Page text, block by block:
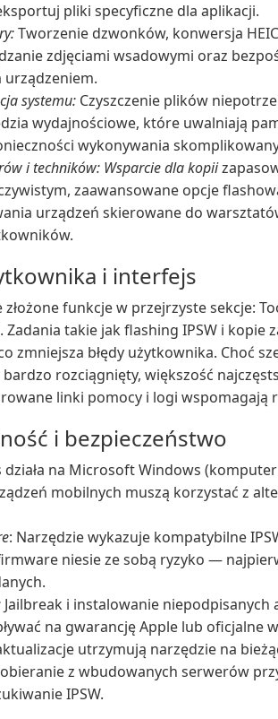
pliki specyficzne dla aplikacji.
Tworzenie dzwonków, konwersja
zdjęciami wsadowymi oraz
systemu: Czyszczenie plików
wydajnościowe, które uwalniają
wykonywania
i techników: Wsparcie dla kopii
zaawansowane opcje
urządzeń skierowane do
i interfejs
funkcje w przejrzyste sekcje:
takie jak flashing IPSW i kopie
zmniejsza błędy użytkownika. Choć
rozciągnięty, większość
linki pomocy i logi wspomagają
i bezpieczeństwo
działa na Microsoft Windows
mobilnych muszą korzystać z
: Narzędzie wykazuje kompatybilne
niesie ze sobą ryzyko —
Jailbreak i instalowanie niepodpisanych
na gwarancję Apple lub oficjalne
utrzymują narzędzie na
z wbudowanych serwerów
IPSW.